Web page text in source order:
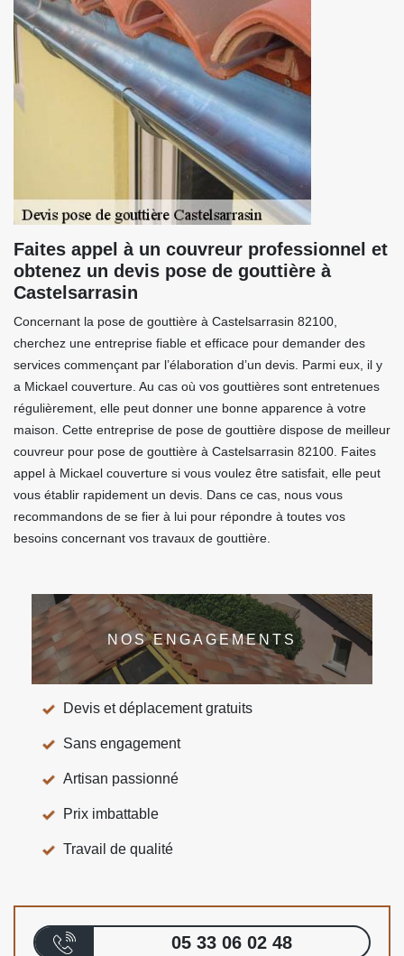
Faites appel à un couvreur professionnel et
obtenez un devis pose de gouttière à
Castelsarrasin
Concernant la pose de gouttière à Castelsarrasin 82100,
cherchez une entreprise fiable et efficace pour demander des
services commençant par l’élaboration d’un devis. Parmi eux, il y
a Mickael couverture. Au cas où vos gouttières sont entretenues
régulièrement, elle peut donner une bonne apparence à votre
maison. Cette entreprise de pose de gouttière dispose de meilleur
couvreur pour pose de gouttière à Castelsarrasin 82100. Faites
appel à Mickael couverture si vous voulez être satisfait, elle peut
vous établir rapidement un devis. Dans ce cas, nous vous
recommandons de se fier à lui pour répondre à toutes vos
besoins concernant vos travaux de gouttière.
NOS ENGAGEMENTS
Devis et déplacement gratuits
Sans engagement
Artisan passionné
Prix imbattable
Travail de qualité
05 33 06 02 48